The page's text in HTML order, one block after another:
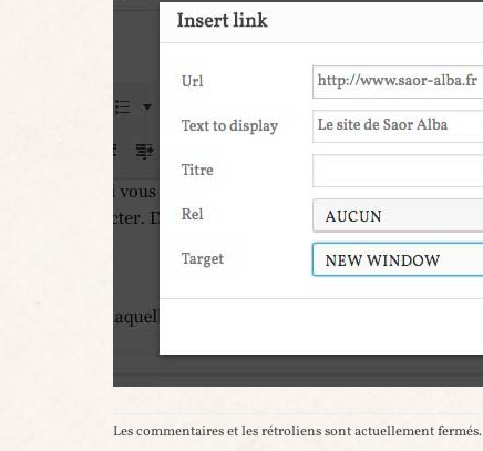
Les commentaires et les rétroliens sont actuellement fermés.